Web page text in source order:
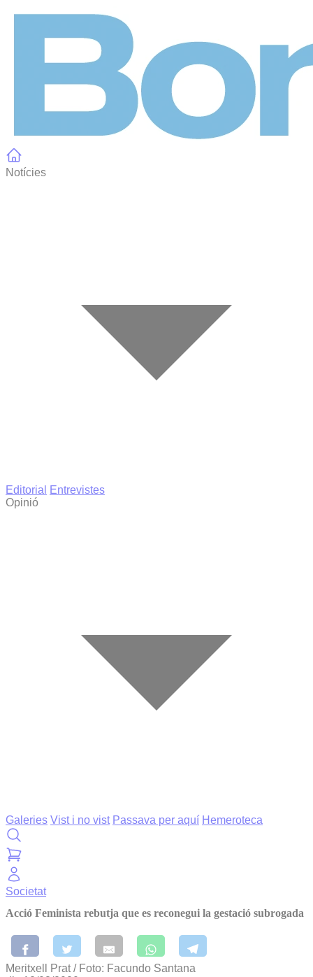
Notícies
Editorial
Entrevistes
Opinió
Galeries Vist i no vist Passava per aquí Hemeroteca
Societat
Acció Feminista rebutja que es reconegui la gestació subrogada
Meritxell Prat / Foto: Facundo Santana